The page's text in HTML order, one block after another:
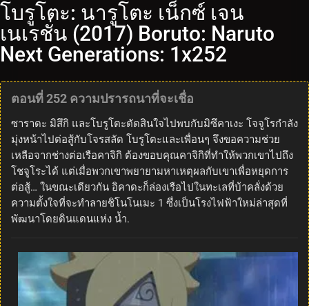
โบรูโตะ: นารูโตะ เน็กซ์ เจน
เนเรชั่น (2017) Boruto: Naruto
Next Generations: 1x252
ตอนที่ 252 ความปรารถนาที่จะเชื่อ
ซาราดะ มิสึกิ และโบรูโตะตัดสินใจไปพบกับมิซึคาเงะ โจจูโรกำลัง
มุ่งหน้าไปต่อสู้กับโจรสลัด โบรูโตะและเพื่อนๆ จึงขอความช่วย
เหลือจากช่างต่อเรือคาจิกิ ต้องขอบคุณคาจิกิที่ทำให้พวกเขาไปถึง
โชจูโระได้ แต่เมื่อพวกเขาพยายามหาเหตุผลกับเขาเพื่อหยุดการ
ต่อสู้… ในขณะเดียวกัน อิคาดะก็ล่องเรือไปในทะเลที่บ้าคลั่งด้วย
ความตั้งใจที่จะทำลายชิโนโนเมะ 1 ซึ่งเป็นโรงไฟฟ้าใหม่ล่าสุดที่
พัฒนาโดยดินแดนแห่ง น้ำ.